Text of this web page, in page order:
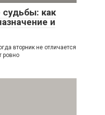
как
и
вторник не отличается
ровно